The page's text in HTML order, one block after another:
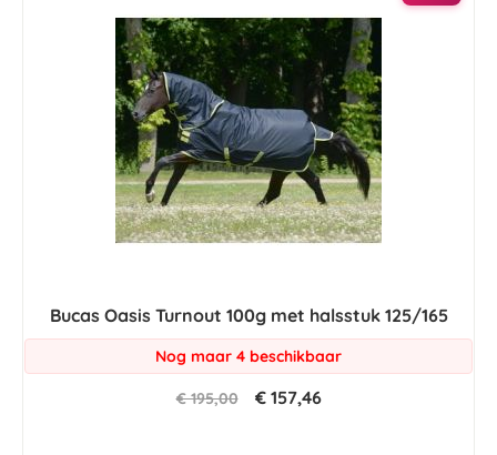
Bucas Oasis Turnout 100g met halsstuk 125/165
Nog maar 4 beschikbaar
€ 195,00 € 157,46